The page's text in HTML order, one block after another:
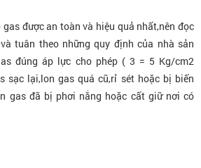
được an toàn và hiệu quả nhất,nên đọc
tuân theo những quy định của nhà sản
đúng áp lực cho phép ( 3 = 5 Kg/cm2
sạc lại,lon gas quá cũ,rỉ sét hoặc bị biến
gas đã bị phơi nắng hoặc cất giữ nơi có